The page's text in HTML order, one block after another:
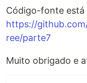
Código-fonte está
https://
ree/parte7
Muito obrigado e